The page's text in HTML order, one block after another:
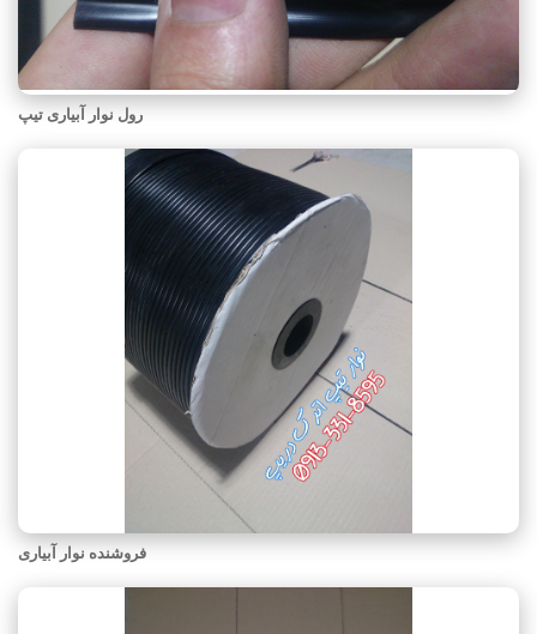
رول نوار آبیاری تیپ
فروشنده نوار آبیاری